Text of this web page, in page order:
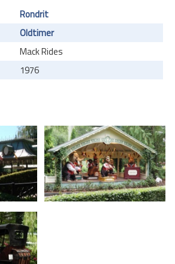
Rondrit
Oldtimer
Mack Rides
1976